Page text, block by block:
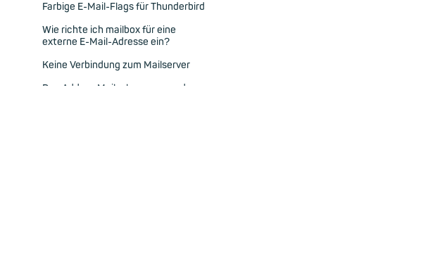
Farbige E-Mail-Flags für Thunderbird
Wie richte ich mailbox für eine
externe E-Mail-Adresse ein?
Keine Verbindung zum Mailserver
Das Add-on Mailvelope verwenden